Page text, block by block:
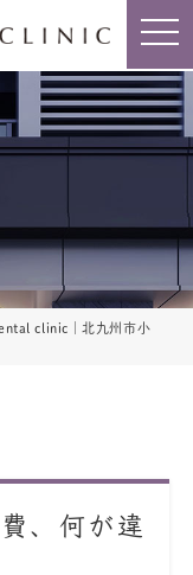
clinic｜北九州市小
t
o
g
l
e
n
a
a
t
i
n
、何が違